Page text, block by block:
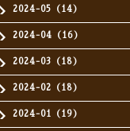
2024-05（14）
2024-04（16）
2024-03（18）
2024-02（18）
2024-01（19）